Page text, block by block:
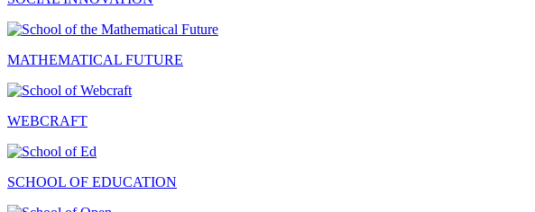
MATHEMATICAL FUTURE
WEBCRAFT
SCHOOL OF EDUCATION